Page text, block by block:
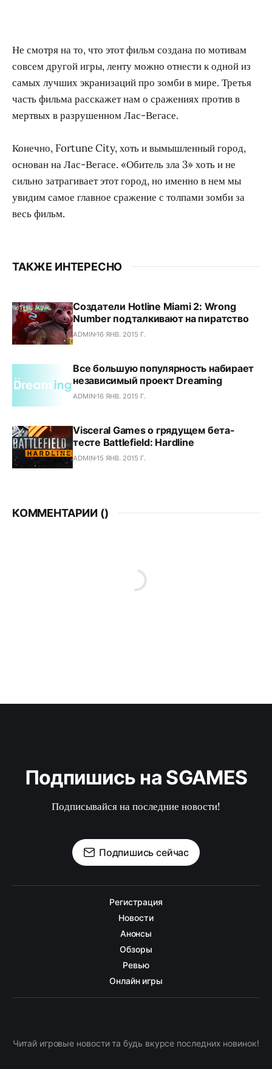
Не смотря на то, что этот фильм создана по мотивам
совсем другой игры, ленту можно отнести к одной из
самых лучших экранизаций про зомби в мире. Третья
часть фильма расскажет нам о сражениях против в
мертвых в разрушенном Лас-Вегасе.
Конечно, Fortune City, хоть и вымышленный город,
основан на Лас-Вегасе. «Обитель зла 3» хоть и не
сильно затрагивает этот город, но именно в нем мы
увидим самое главное сражение с толпами зомби за
весь фильм.
ТАКЖЕ ИНТЕРЕСНО
Создатели Hotline Miami 2: Wrong
Number подталкивают на пиратство
ADMIN16 ЯНВ. 2015 Г.
Все большую популярность набирает
независимый проект Dreaming
ADMIN16 ЯНВ. 2015 Г.
Visceral Games о грядущем бета-
тесте Battlefield: Hardline
ADMIN15 ЯНВ. 2015 Г.
КОММЕНТАРИИ ()
Подпишись на SGAMES
Подписывайся на последние новости!
Подпишись сейчас
Регистрация
Новости
Анонсы
Обзоры
Ревью
Онлайн игры
Читай игровые новости та будь вкурсе последних новинок!